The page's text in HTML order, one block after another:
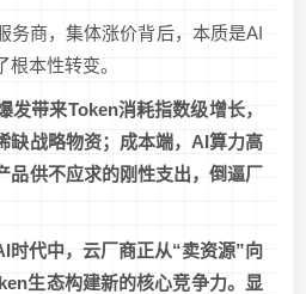
务商，集体涨价背后，本质是AI
本性转变。
发带来Token消耗指数级增长，
缺战略物资；成本端，AI算力高
品供不应求的刚性支出，倒逼厂
时代中，云厂商正从“卖资源”向
生态构建新的核心竞争力。显